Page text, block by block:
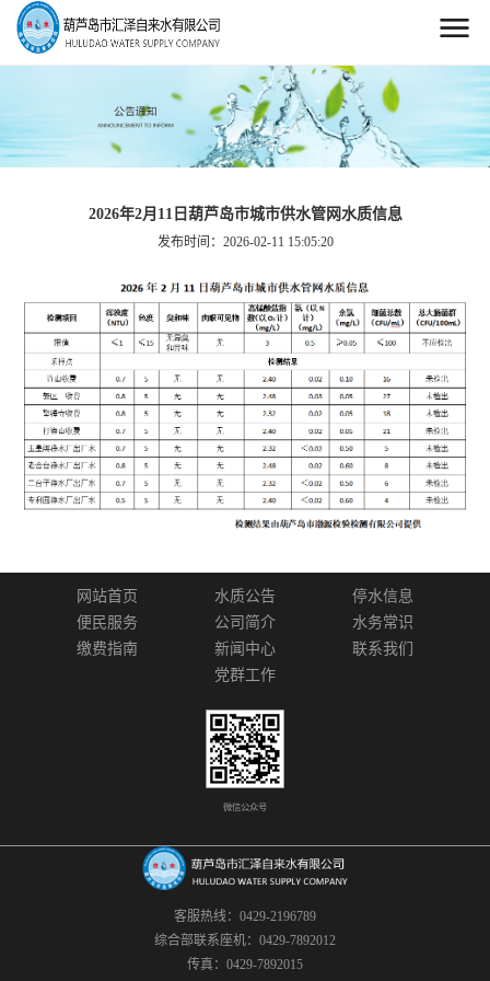
2026年2月11日葫芦岛市城市供水管网水质信息
发布时间：2026-02-11 15:05:20
客服热线：0429-2196789
综合部联系座机：0429-7892012
传真：0429-7892015
网站首页 水质公告
停水信息
便民服务
公司简介
水务常识
缴费指南
新闻中心
联系我们
党群工作
微信公众号